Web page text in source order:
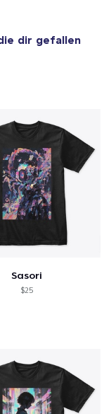
dir gefallen
Sasori
$25